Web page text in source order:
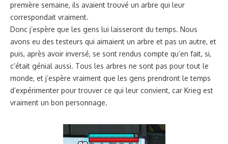
première semaine, ils avaient trouvé un arbre qui leur
correspondait vraiment.
Donc j’espère que les gens lui laisseront du temps. Nous
avons eu des testeurs qui aimaient un arbre et pas un autre, et
puis, après avoir inversé, se sont rendus compte qu’en fait, si,
c’était génial aussi. Tous les arbres ne sont pas pour tout le
monde, et j’espère vraiment que les gens prendront le temps
d’expérimenter pour trouver ce qui leur convient, car Krieg est
vraiment un bon personnage.